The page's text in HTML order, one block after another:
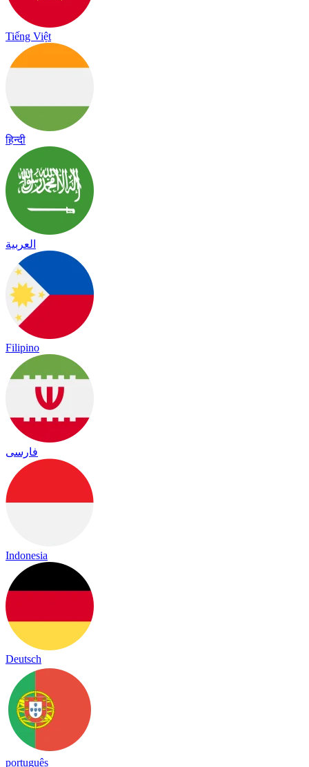
Tiếng Việt
हिन्दी
العربية
Filipino
فارسی
Indonesia
Deutsch
português